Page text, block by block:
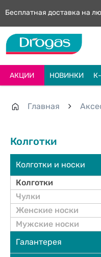
Бесплатная доставка на
АКЦИИ НОВИНКИ
Главная
Колготки
Колготки и носки
Колготки
Чулки
Женские носки
Мужские носки
Галантерея